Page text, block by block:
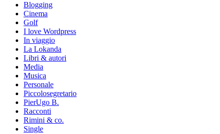
Blogging
Cinema
Golf
I love Wordpress
In viaggio
La Lokanda
Libri & autori
Media
Musica
Personale
Piccolosegretario
PierUgo B.
Racconti
Rimini & co.
Single